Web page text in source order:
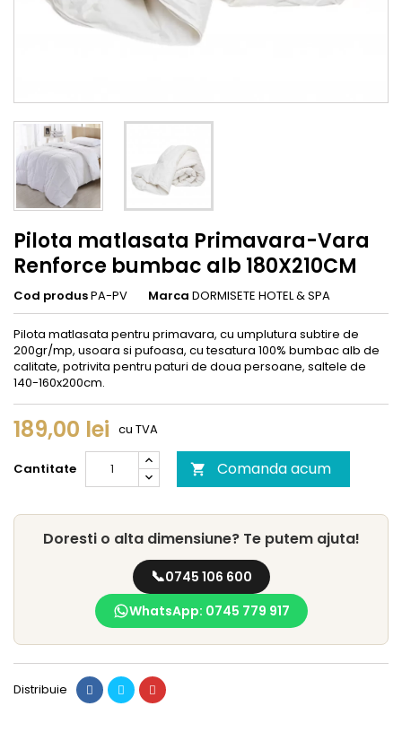
Pilota matlasata Primavara-Vara
Renforce bumbac alb 180X210CM
Cod produsPA-PV Marca DORMISETE HOTEL & SPA
Pilota matlasata pentru primavara, cu umplutura subtire de
200gr/mp, usoara si pufoasa, cu tesatura 100% bumbac alb de
calitate, potrivita pentru paturi de doua persoane, saltele de
140-160x200cm.
189,00 lei cu TVA
Cantitate  Comanda acum
Doresti o alta dimensiune? Te putem ajuta!
📞0745 106 600
WhatsApp: 0745 779 917
Distribuie